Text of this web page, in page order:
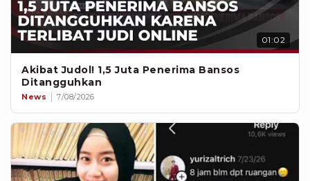
01:02
Akibat Judol! 1,5 Juta Penerima Bansos
Ditangguhkan
News 7/08/2026